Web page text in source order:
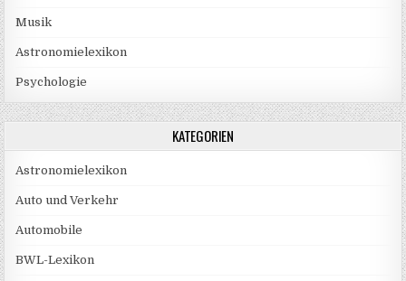
Musik
Astronomielexikon
Psychologie
KATEGORIEN
Astronomielexikon
Auto und Verkehr
Automobile
BWL-Lexikon